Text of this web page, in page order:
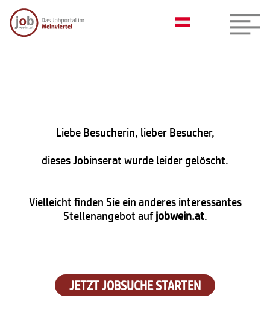
Liebe Besucherin, lieber Besucher,
dieses Jobinserat wurde leider gelöscht.
Vielleicht finden Sie ein anderes interessantes
Stellenangebot aufjobwein.at.
JETZT JOBSUCHE STARTEN